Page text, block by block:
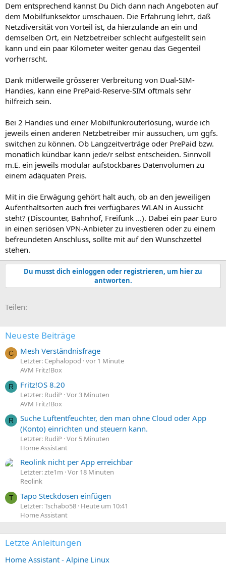
Dem entsprechend kannst Du Dich dann nach Angeboten auf
dem Mobilfunksektor umschauen. Die Erfahrung lehrt, daß
Netzdiversität von Vorteil ist, da hierzulande an ein und
demselben Ort, ein Netzbetreiber schlecht aufgestellt sein
kann und ein paar Kilometer weiter genau das Gegenteil
vorherrscht.
Dank mitlerweile grösserer Verbreitung von Dual-SIM-
Handies, kann eine PrePaid-Reserve-SIM oftmals sehr
hilfreich sein.
Bei 2 Handies und einer Mobilfunkrouterlösung, würde ich
jeweils einen anderen Netzbetreiber mir aussuchen, um ggfs.
switchen zu können. Ob Langzeitverträge oder PrePaid bzw.
monatlich kündbar kann jede/r selbst entscheiden. Sinnvoll
m.E. ein jeweils modular aufstockbares Datenvolumen zu
einem adäquaten Preis.
Mit in die Erwägung gehört halt auch, ob an den jeweiligen
Aufenthaltsorten auch frei verfügbares WLAN in Aussicht
steht? (Discounter, Bahnhof, Freifunk ...). Dabei ein paar Euro
in einen seriösen VPN-Anbieter zu investieren oder zu einem
befreundeten Anschluss, sollte mit auf den Wunschzettel
stehen.
Du musst dich einloggen oder registrieren, um hier zu
antworten.
Teilen:
Neueste Beiträge
C Mesh Verständnisfrage
Letzter: Cephalopod vor 1 Minute
AVM Fritz!Box
R Fritz!OS 8.20
Letzter: RudiP Vor 3 Minuten
AVM Fritz!Box
R
Suche Luftentfeuchter, den man ohne Cloud oder App
(Konto) einrichten und steuern kann.
Letzter: RudiP Vor 5 Minuten
Home Assistant
Reolink nicht per App erreichbar
Letzter: zte1m Vor 18 Minuten
Reolink
T Tapo Steckdosen einfügen
Letzter: Tschabo58 Heute um 10:41
Home Assistant
Letzte Anleitungen
Home Assistant - Alpine Linux